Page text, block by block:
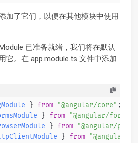
加了它们，以便在其他模块中使用
已准备就绪，我们将在默认
它。在 app.module.ts 文件中添加
} from "@angular/core" ;
} from "@angular/forms"
} from
"@angular/
} from
"@angular/